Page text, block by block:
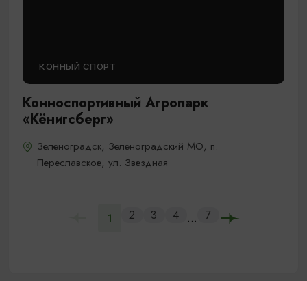
КОННЫЙ СПОРТ
Конноспортивный Агропарк
«Кёнигсберг»
Зеленоградск, Зеленоградский МО, п.
Переславское, ул. Звездная
1 2 3 4 ... 7